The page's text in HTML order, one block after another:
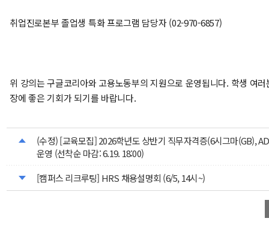
취업진로본부 졸업생 특화 프로그램 담당자 (02-970-6857)
위 강의는 구글코리아와 고용노동부의 지원으로 운영됩니다. 학생 여
장에 좋은 기회가 되기를 바랍니다.
(수정) [교육모집] 2026학년도 상반기 직무자격증(6시그마(GB),
운영 (선착순 마감: 6.19. 18:00)
[캠퍼스 리크루팅] HRS 채용설명회 (6/5, 14시~)